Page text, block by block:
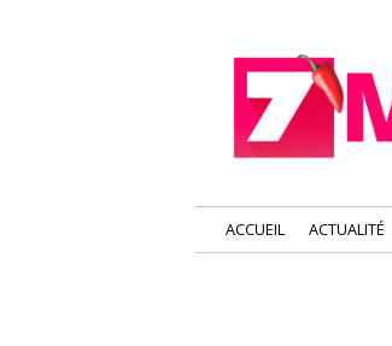
ACCUEIL ACTUALITÉ